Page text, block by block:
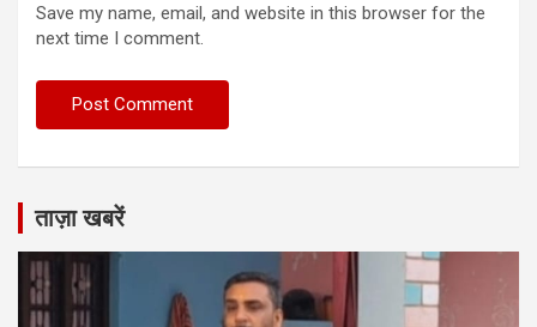
Save my name, email, and website in this browser for the
next time I comment.
ताज़ा खबरें